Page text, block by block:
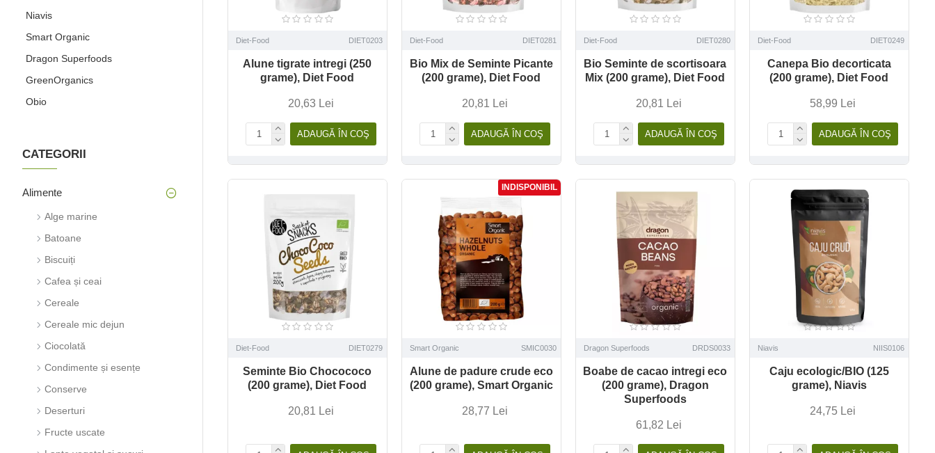
Niavis
Smart Organic
Dragon Superfoods
GreenOrganics
Obio
CATEGORII
Alimente
Alge marine
Batoane
Biscuiți
Cafea și ceai
Cereale
Cereale mic dejun
Ciocolată
Condimente și esențe
Conserve
Deserturi
Fructe uscate
Diet-Food DIET0203
Alune tigrate intregi (250
grame), Diet Food
20,63 Lei
ADAUGĂ ÎN COŞ
Diet-Food DIET0281
Bio Mix de Seminte Picante
(200 grame), Diet Food
20,81 Lei
ADAUGĂ ÎN COŞ
Diet-Food DIET0280
Bio Seminte de scortisoara
Mix (200 grame), Diet Food
20,81 Lei
ADAUGĂ ÎN COŞ
Diet-Food DIET0249
Canepa Bio decorticata
(200 grame), Diet Food
58,99 Lei
ADAUGĂ ÎN COŞ
Diet-Food DIET0279
Seminte Bio Chocococo
(200 grame), Diet Food
20,81 Lei
INDISPONIBIL
Smart Organic SMIC0030
Alune de padure crude eco
(200 grame), Smart Organic
28,77 Lei
Dragon Superfoods DRDS0033
Boabe de cacao intregi eco
(200 grame), Dragon
Superfoods
61,82 Lei
Niavis NIIS0106
Caju ecologic/BIO (125
grame), Niavis
24,75 Lei